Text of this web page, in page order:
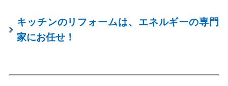
キッチンのリフォームは、エネルギーの専門
家にお任せ！